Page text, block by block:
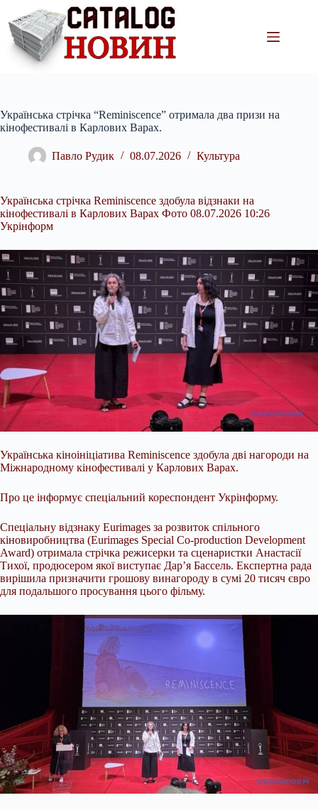
вмісту
Українська стрічка “Reminiscence” отримала два призи на
кінофестивалі в Карлових Варах.
Павло Рудик 08.07.2026 Культура
Українська стрічка Reminiscence здобула відзнаки на
кінофестивалі в Карлових Варах Фото 08.07.2026 10:26
Укрінформ
Українська кіноініціатива Reminiscence здобула дві нагороди на
Міжнародному кінофестивалі у Карлових Варах.
Про це інформує спеціальний кореспондент Укрінформу.
Спеціальну відзнаку Eurimages за розвиток спільного
кіновиробництва (Eurimages Special Co-production Development
Award) отримала стрічка режисерки та сценаристки Анастасії
Тихої, продюсером якої виступає Дар’я Бассель. Експертна рада
вирішила призначити грошову винагороду в сумі 20 тисяч євро
для подальшого просування цього фільму.